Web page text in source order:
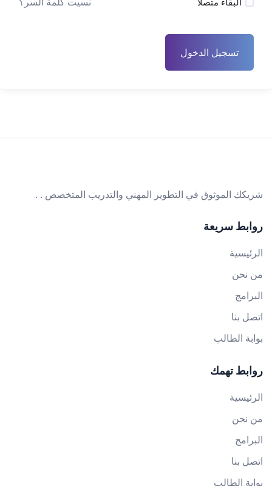
تسجيل الدخول
شريكك الموثوق في التطوير المهني والتدريب المتخصص . .
روابط سريعة
الرئيسية
من نحن
البرامج
اتصل بنا
بوابة الطالب
روابط تهمك
الرئيسية
من نحن
البرامج
اتصل بنا
بوابة الطالب